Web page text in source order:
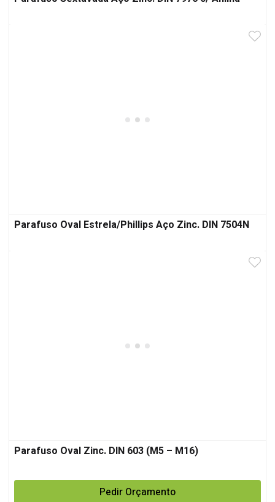
Parafuso Oval Estrela/Phillips Aço Zinc. DIN 7504N
Parafuso Oval Zinc. DIN 603 (M5 – M16)
Pedir Orçamento